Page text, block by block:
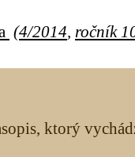
(4/2014 ročník
ktorý